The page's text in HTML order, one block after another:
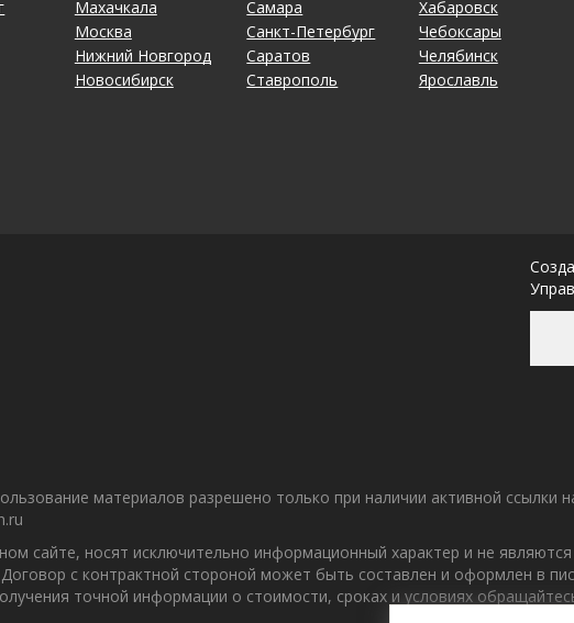
Махачкала
Москва
Нижний Новгород
Новосибирск
Самара
Санкт-Петербург
Саратов
Ставрополь
Хабаровск
Чебоксары
Челябинск
Ярославль
материалов разрешено только при наличии активной ссылки
сайте, носят исключительно информационный характер и не
с контрактной стороной может быть составлен и оформлен в
точной информации о стоимости, сроках и условиях